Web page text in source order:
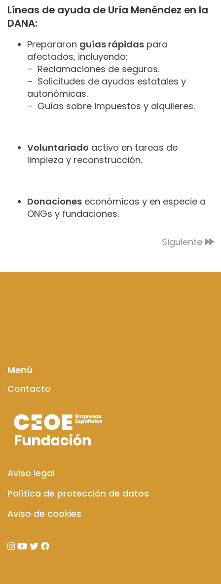
Líneas de ayuda de Uría Menéndez en la
DANA:
Prepararon guías rápidas para
afectados, incluyendo:
– Reclamaciones de seguros.
– Solicitudes de ayudas estatales y
autonómicas.
– Guías sobre impuestos y alquileres.
Voluntariado activo en tareas de
limpieza y reconstrucción.
Donaciones económicas y en especie a
ONGs y fundaciones.
Siguiente
Menú
Contacto
Aviso legal
Política de protección de datos
Aviso de cookies